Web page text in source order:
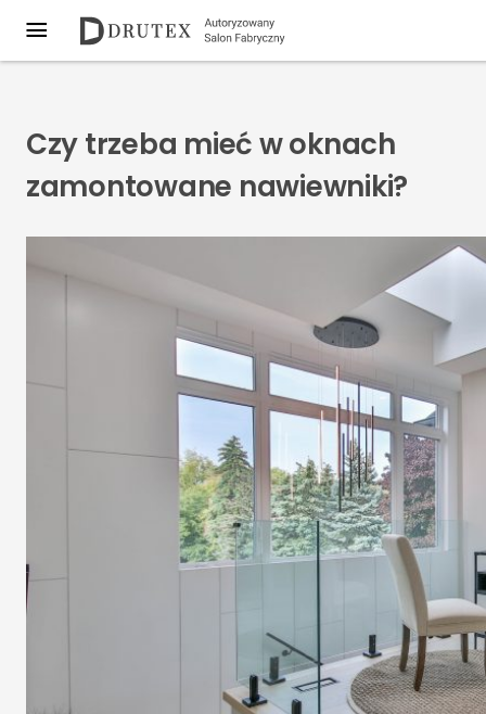
Czy trzeba mieć w oknach
zamontowane nawiewniki?